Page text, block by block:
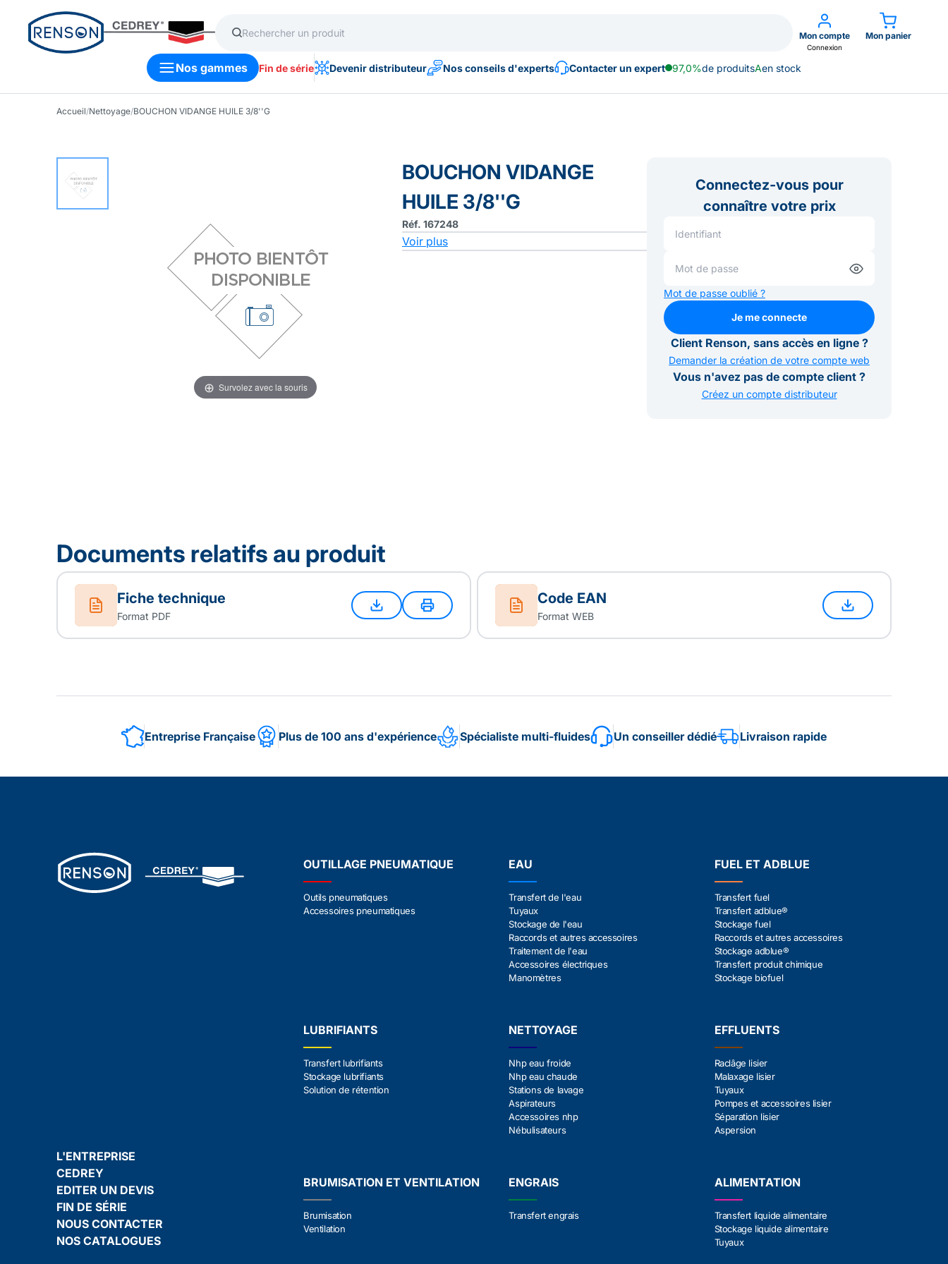
Mon compte
Connexion
Mon panier
Nos gammes Fin de série Devenir distributeur Nos conseils d'experts Contacter un expert 97,0%de produitsAen stock
Accueil/Nettoyage/BOUCHON VIDANGE HUILE 3/8''G
Survolez avec la souris
BOUCHON VIDANGE
HUILE 3/8''G
Réf. 167248
Voir plus
Connectez-vous pour
connaître votre prix
Mot de passe oublié ?
Je me connecte
Client Renson, sans accès en ligne ?
Demander la création de votre compte web
Vous n'avez pas de compte client ?
Créez un compte distributeur
Documents relatifs au produit
Fiche technique
Format PDF
Code EAN
Format WEB
Entreprise Française Plus de 100 ans d'expérience Spécialiste multi-fluides Un conseiller dédié Livraison rapide
L'ENTREPRISE
CEDREY
EDITER UN DEVIS
FIN DE SÉRIE
NOUS CONTACTER
NOS CATALOGUES
OUTILLAGE PNEUMATIQUE
Outils pneumatiques
Accessoires pneumatiques
EAU
Transfert de l'eau
Tuyaux
Stockage de l'eau
Raccords et autres accessoires
Traitement de l'eau
Accessoires électriques
Manomètres
FUEL ET ADBLUE
Transfert fuel
Transfert adblue®
Stockage fuel
Raccords et autres accessoires
Stockage adblue®
Transfert produit chimique
Stockage biofuel
LUBRIFIANTS
Transfert lubrifiants
Stockage lubrifiants
Solution de rétention
NETTOYAGE
Nhp eau froide
Nhp eau chaude
Stations de lavage
Aspirateurs
Accessoires nhp
Nébulisateurs
EFFLUENTS
Raclâge lisier
Malaxage lisier
Tuyaux
Pompes et accessoires lisier
Séparation lisier
Aspersion
BRUMISATION ET VENTILATION
Brumisation
Ventilation
ENGRAIS
Transfert engrais
ALIMENTATION
Transfert liquide alimentaire
Stockage liquide alimentaire
Tuyaux